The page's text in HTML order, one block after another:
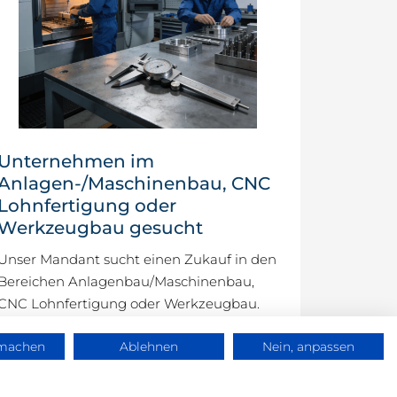
im
Maschinenbau, CNC
oder
gesucht
Mandant sucht einen Zukauf in den
Anlagenbau/Maschinenbau,
Lohnfertigung oder Werkzeugbau.
Ablehnen Nein, anpassen